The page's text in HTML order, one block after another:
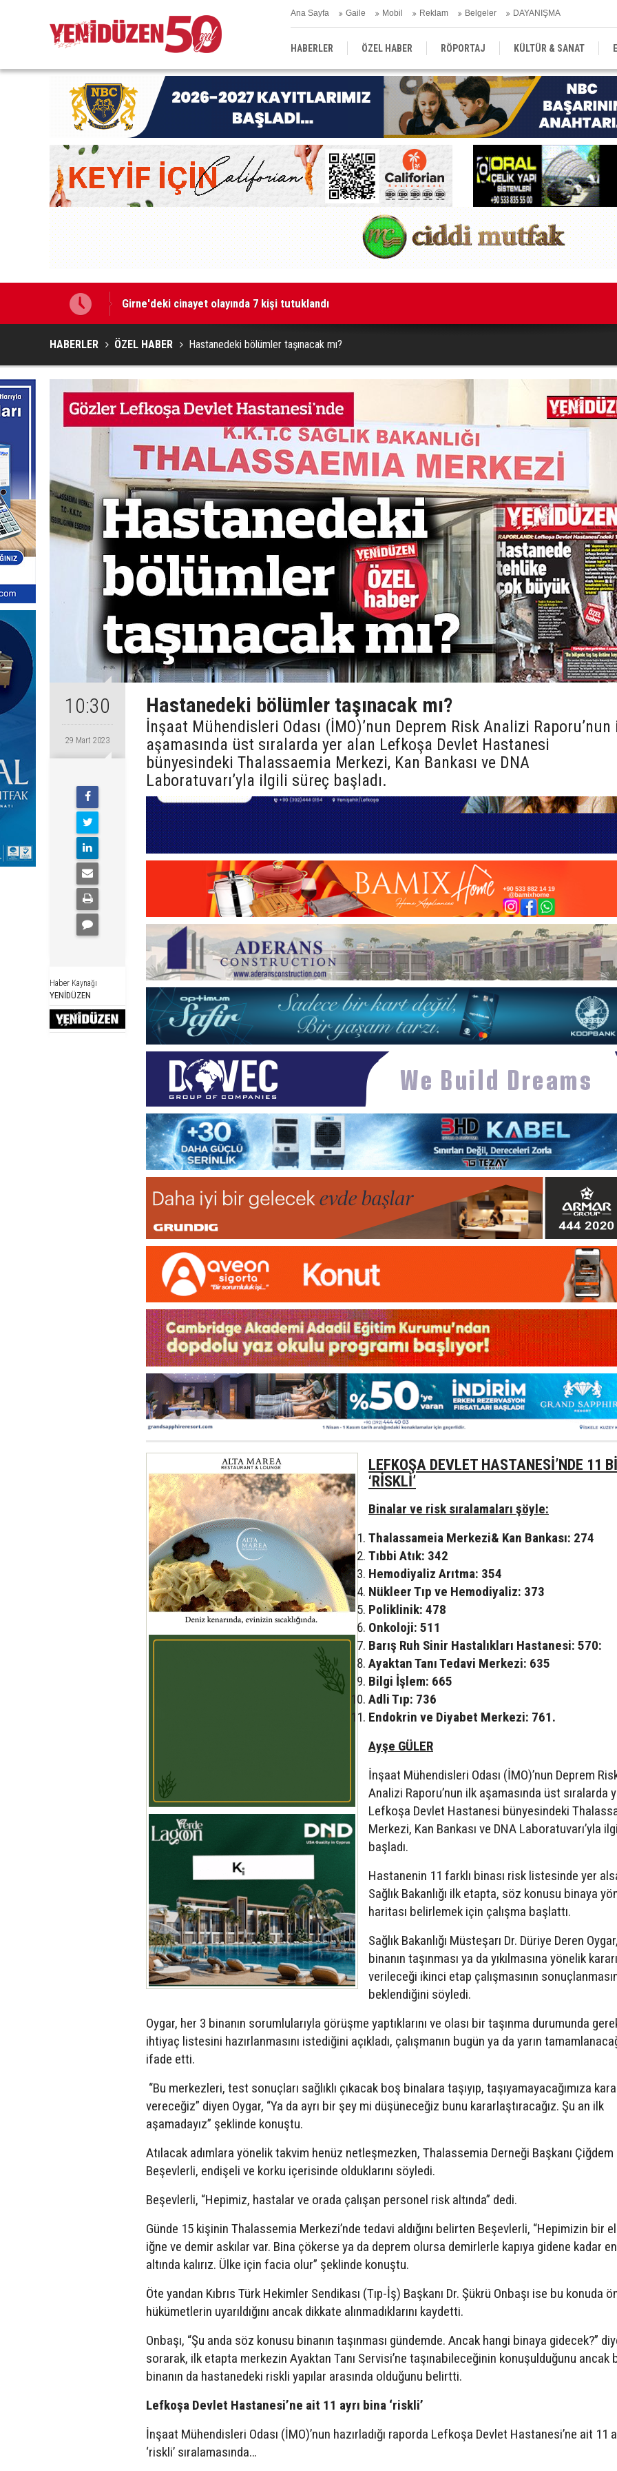
Ana Sayfa Gaile Mobil Reklam Belgeler DAYANIŞMA
HABERLER ÖZEL HABER RÖPORTAJ KÜLTÜR & SANAT
EĞİTİM YEREL YÖNETİM DERGİLER SEKTÖR
"Zanlıyı bıçakla takip etti"
HABERLER ÖZEL HABER Hastanedeki bölümler taşınacak mı?
10:30
29 Mart 2023
Haber Kaynağı
YENİDÜZEN
Hastanedeki bölümler taşınacak mı?
İnşaat Mühendisleri Odası (İMO)’nun Deprem Risk Analizi Raporu’nun
aşamasında üst sıralarda yer alan Lefkoşa Devlet Hastanesi
bünyesindeki Thalassaemia Merkezi, Kan Bankası ve DNA
Laboratuvarı’yla ilgili süreç başladı.
LEFKOŞA DEVLET HASTANESİ’NDE 11
‘RİSKLİ’
Binalar ve risk sıralamaları şöyle:
Thalassameia Merkezi& Kan Bankası: 274
Tıbbi Atık: 342
Hemodiyaliz Arıtma: 354
Nükleer Tıp ve Hemodiyaliz: 373
Poliklinik: 478
Onkoloji: 511
Barış Ruh Sinir Hastalıkları Hastanesi: 570:
Ayaktan Tanı Tedavi Merkezi: 635
Bilgi İşlem: 665
Adli Tıp: 736
Endokrin ve Diyabet Merkezi: 761.
Ayşe GÜLER
İnşaat Mühendisleri Odası (İMO)’nun Deprem
Analizi Raporu’nun ilk aşamasında üst sıralarda
Lefkoşa Devlet Hastanesi bünyesindeki
Merkezi, Kan Bankası ve DNA Laboratuvarı’yla
başladı.
Hastanenin 11 farklı binası risk listesinde yer
Sağlık Bakanlığı ilk etapta, söz konusu binaya
haritası belirlemek için çalışma başlattı.
Sağlık Bakanlığı Müsteşarı Dr. Düriye Deren
binanın taşınması ya da yıkılmasına yönelik
verileceği ikinci etap çalışmasının
beklendiğini söyledi.
Oygar, her 3 binanın sorumlularıyla görüşme yaptıklarını ve olası bir taşınma durumunda
ihtiyaç listesini hazırlanmasını istediğini açıkladı, çalışmanın bugün ya da yarın
ifade etti.
“Bu merkezleri, test sonuçları sağlıklı çıkacak boş binalara taşıyıp, taşıyamayacağımıza
vereceğiz” diyen Oygar, “Ya da ayrı bir şey mi düşüneceğiz bunu kararlaştıracağız. Şu an ilk
aşamadayız” şeklinde konuştu.
Atılacak adımlara yönelik takvim henüz netleşmezken, Thalassemia Derneği Başkanı Çiğdem
Beşevlerli, endişeli ve korku içerisinde olduklarını söyledi.
Beşevlerli, “Hepimiz, hastalar ve orada çalışan personel risk altında” dedi.
Günde 15 kişinin Thalassemia Merkezi’nde tedavi aldığını belirten Beşevlerli, “Hepimizin bir
iğne ve demir askılar var. Bina çökerse ya da deprem olursa demirlerle kapıya gidene kadar
altında kalırız. Ülke için facia olur” şeklinde konuştu.
Öte yandan Kıbrıs Türk Hekimler Sendikası (Tıp-İş) Başkanı Dr. Şükrü Onbaşı ise bu konuda
hükümetlerin uyarıldığını ancak dikkate alınmadıklarını kaydetti.
Onbaşı, “Şu anda söz konusu binanın taşınması gündemde. Ancak hangi binaya gidecek?”
sorarak, ilk etapta merkezin Ayaktan Tanı Servisi’ne taşınabileceğinin konuşulduğunu ancak
binanın da hastanedeki riskli yapılar arasında olduğunu belirtti.
Lefkoşa Devlet Hastanesi’ne ait 11 ayrı bina ‘riskli’
İnşaat Mühendisleri Odası (İMO)’nun hazırladığı raporda Lefkoşa Devlet Hastanesi’ne ait 11
‘riskli’ sıralamasında…